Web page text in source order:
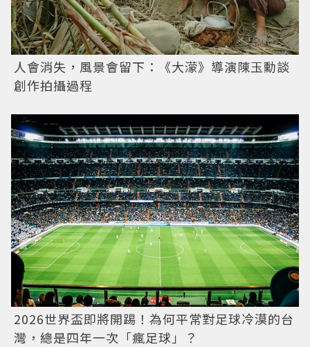
人會消失，風景會留下：《大濛》導演陳玉勳談
創作拍攝過程
2026世界盃即將開踢！為何平常對足球冷漠的台
灣，總是四年一次「瘋足球」？